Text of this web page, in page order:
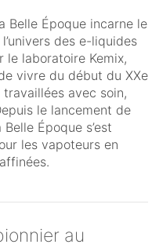
Belle Époque incarne le
des e-liquides
le laboratoire Kemix,
vivre du début du XXe
avec soin,
le lancement de
Époque s’est
les vapoteurs en
au